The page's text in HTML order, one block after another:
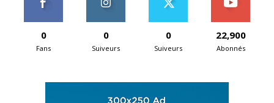
0
Fans
0
Suiveurs
0
Suiveurs
22,900
Abonnés